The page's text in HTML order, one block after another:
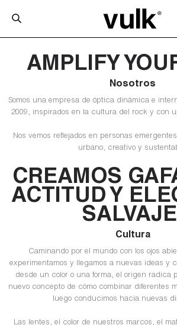
AMPLIFY
Nosotros
Somos una empresa de óptica dinámica e
2009, inspirados en la cultura del rock y con
Nos vemos reflejados en personas
urbano, creativo y
CREAMOS
ACTITUD Y
Cultura
Caminando por el mundo con los ojos
experimentamos y llegamos a nuevas ideas y
desde un color o una forma, el origen radica
nuevo concepto de cómo combinar diferentes
luego conducimos hacia nuevas
Las lentes, el color de nuestros marcos, el